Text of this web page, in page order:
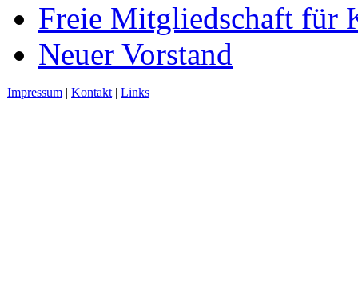
Freie Mitgliedschaft für
Neuer Vorstand
Impressum | Kontakt | Links